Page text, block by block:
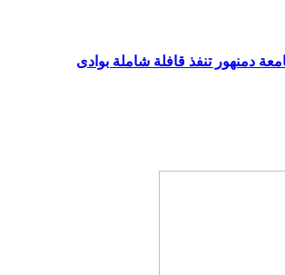
دمنهور تنفذ قافلة شاملة بوادى